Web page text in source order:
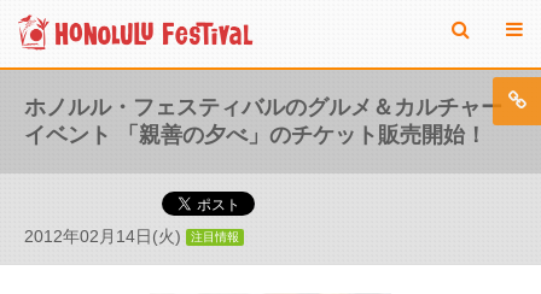
ホノルル・フェスティバルのグルメ＆カルチャー
イベント 「親善の夕べ」のチケット販売開始！
2012年02月14日(火) 注目情報